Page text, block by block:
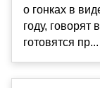
о гонках в
году,
готовятся пр...